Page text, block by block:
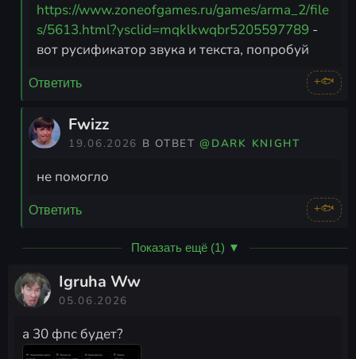
https://www.zoneofgames.ru/games/arma_2/file
s/5613.html?ysclid=mqklkwqbr5205597789 -
вот русификатор звука и текста, попробуй
Ответить +🐟
Fwizz
19.06.2026 В ОТВЕТ@DARK KNIGHT
не помогло
Ответить +🐟
Показать ещё (1) ▼
Igruha Ww
05.06.2026
а 30 фпс будет?